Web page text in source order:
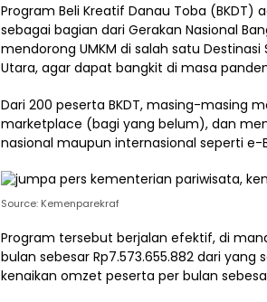
Program Beli Kreatif Danau Toba
sebagai bagian dari Gerakan Nasional
mendorong UMKM di salah satu
Utara, agar dapat bangkit di masa
Dari 200 peserta BKDT, masing-masing
marketplace (bagi yang belum), dan
nasional maupun internasional seperti e-
Source: Kemenparekraf
Program tersebut berjalan efektif, di
bulan sebesar Rp7.573.655.882 dari
kenaikan omzet peserta per bulan